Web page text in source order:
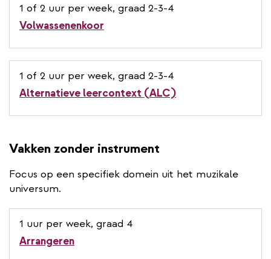
1 of 2 uur per week, graad 2-3-4
Volwassenenkoor
1 of 2 uur per week, graad 2-3-4
Alternatieve leercontext (ALC)
Vakken zonder instrument
Focus op een specifiek domein uit het muzikale
universum.
1 uur per week, graad 4
Arrangeren